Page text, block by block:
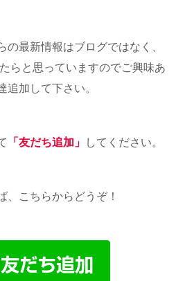
の最新情報はブログではなく、
らと思っていますのでご興味あ
追加して下さい。
「友だち追加」 してください。
、こちらからどうぞ！